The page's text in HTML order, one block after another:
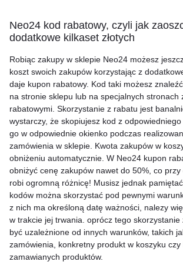
Neo24 kod rabatowy, czyli jak
dodatkowe kilkaset złotych
Robiąc zakupy w sklepie Neo24 możesz
koszt swoich zakupów korzystając z
daje kupon rabatowy. Kod taki możesz
na stronie sklepu lub na specjalnych stronach
rabatowymi. Skorzystanie z rabatu jest
wystarczy, że skopiujesz kod z
go w odpowiednie okienko podczas
zamówienia w sklepie. Kwota zakupów w
obniżeniu automatycznie. W Neo24 kupon
obniżyć cenę zakupów nawet do 50%, co
robi ogromną różnicę! Musisz jednak
kodów można skorzystać pod pewnymi
z nich ma określoną datę ważności, nalezy
w trakcie jej trwania. oprócz tego skorzystanie
być uzależnione od innych warunków, takich
zamówienia, konkretny produkt w koszyku czy
zamawianych produktów.